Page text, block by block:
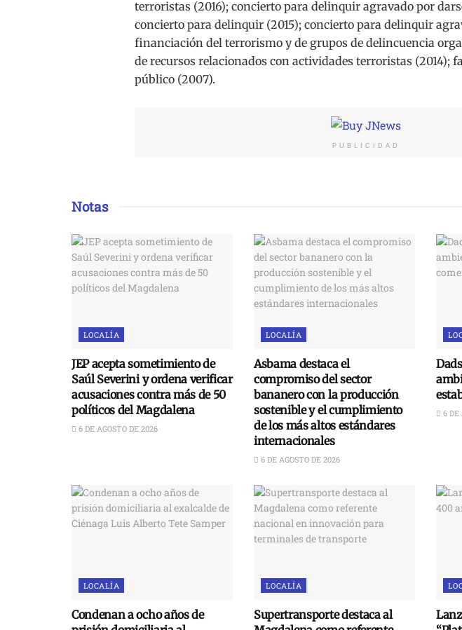
terroristas (2016); concierto para delinquir agravado por
concierto para delinquir (2015); concierto para delinquir
financiación del terrorismo y de grupos de delincuencia
de recursos relacionados con actividades terroristas (2014);
público (2007).
PUBLICIDAD
Notas
LOCALÍA
JEP acepta sometimiento de
Saúl Severini y ordena verificar
acusaciones contra más de 50
políticos del Magdalena
6 DE AGOSTO DE 2026
LOCALÍA
Asbama destaca el
compromiso del sector
bananero con la producción
sostenible y el cumplimiento
de los más altos estándares
internacionales
6 DE AGOSTO DE 2026
6 DE
LOCALÍA
Condenan a ocho años de
LOCALÍA
Supertransporte destaca al